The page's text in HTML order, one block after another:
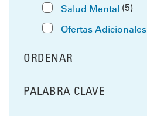
Salud Mental (5)
Ofertas Adicionales
ORDENAR
RESULTS BY
FILTRAR POR
PALABRA CLAVE